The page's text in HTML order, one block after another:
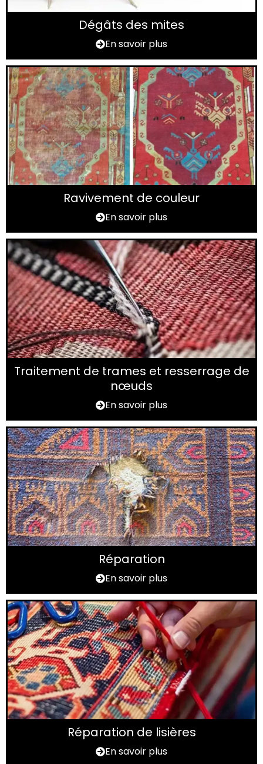
Dégâts des mites
En savoir plus
Ravivement de couleur
En savoir plus
Traitement de trames et resserrage de
nœuds
En savoir plus
Réparation
En savoir plus
Réparation de lisières
En savoir plus